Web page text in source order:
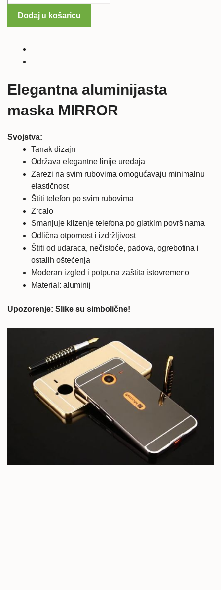
950
Dodaj u košaricu
Elegantna aluminijasta
maska MIRROR
Svojstva:
Tanak dizajn
Održava elegantne linije uređaja
Zarezi na svim rubovima omogućavaju minimalnu
elastičnost
Štiti telefon po svim rubovima
Zrcalo
Smanjuje klizenje telefona po glatkim površinama
Odlična otpornost i izdržljivost
Štiti od udaraca, nečistoće, padova, ogrebotina i
ostalih oštećenja
Moderan izgled i potpuna zaštita istovremeno
Material: aluminij
Upozorenje: Slike su simbolične!